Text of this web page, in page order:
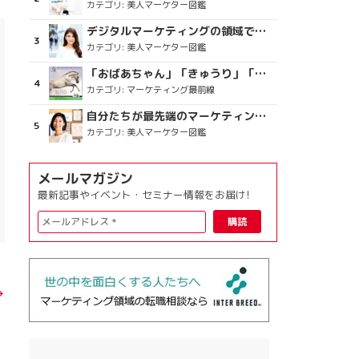
カテゴリ: 美人マーケター図鑑
デジタルマーケティングの領域で、海外というステージに
カテゴリ: 美人マーケター図鑑
「おばあちゃん」「きゅうり」「ディスコで踊るおじさん」をCM素材に使った、「気持ちよさ」が売りの意外な商品とは？
カテゴリ: マーケティング最前線
自分たちが最先端のマーケティングを目指す
カテゴリ: 美人マーケター図鑑
メールマガジン
最新記事やイベント・セミナー情報をお届け!